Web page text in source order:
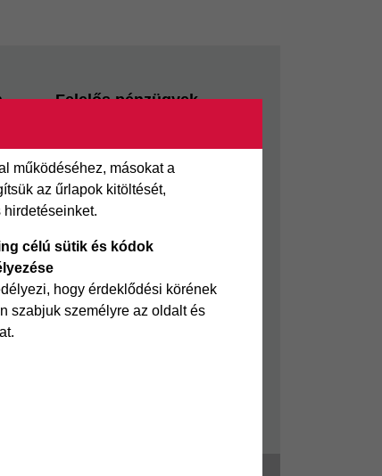
működéséhez, másokat a
az űrlapok kitöltését,
célú sütik és kódok
hogy érdeklődési körének
szabjuk személyre az oldalt és
Felelős pénzügyek
Cofidis Bank a Zöldebb
Környezetért
Cofidis Bank a Zöldebb
Biztonságos pénzügyek
Fizetési nehézség